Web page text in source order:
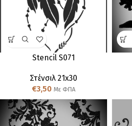
Stencil S071
Στένσιλ 21x30
€3,50 Με ΦΠΑ